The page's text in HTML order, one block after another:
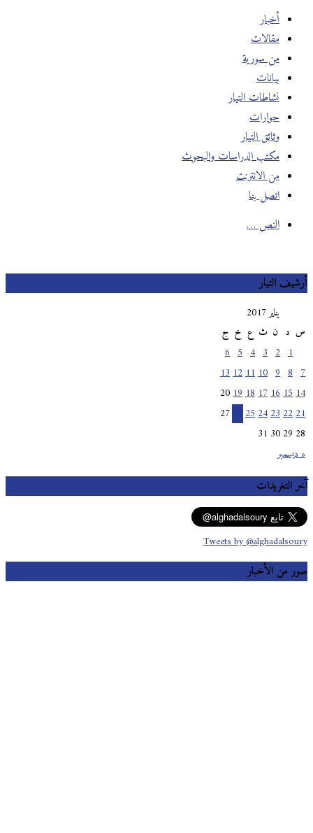
أخبار
مقالات
من سورية
بيانات
نشاطات التيار
حوارات
وثائق التيار
مكتب الدراسات والبحوث
من الانترنت
اتصل بنا
النص …
أرشيف التيار
يناير 2017
س
ث خ ج
« ديسمبر
10
11
12
13
14
15
16
17
18
19
20
21
22
23
24
25
26
27
28
29
30
31
آخر التغريدات
Tweets by @alghadalsoury
صور من الأخبار